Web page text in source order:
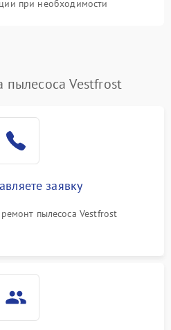
при необходимости
пылесоса Vestfrost
заявку
ремонт пылесоса Vestfrost